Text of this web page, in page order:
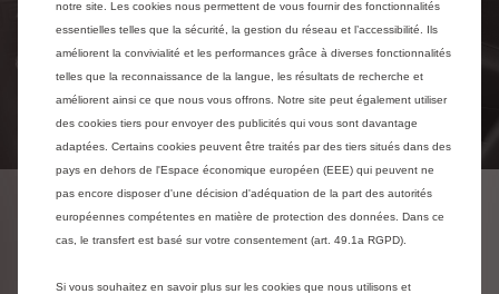
PRATICITÉ
notre site. Les cookies nous permettent de vous fournir des fonctionnalités
essentielles telles que la sécurité, la gestion du réseau et l’accessibilité. Ils
améliorent la convivialité et les performances grâce à diverses fonctionnalités
telles que la reconnaissance de la langue, les résultats de recherche et
améliorent ainsi ce que nous vous offrons. Notre site peut également utiliser
des cookies tiers pour envoyer des publicités qui vous sont davantage
adaptées. Certains cookies peuvent être traités par des tiers situés dans des
pays en dehors de l'Espace économique européen (EEE) qui peuvent ne
pas encore disposer d'une décision d'adéquation de la part des autorités
européennes compétentes en matière de protection des données. Dans ce
cas, le transfert est basé sur votre consentement (art. 49.1a RGPD).
Si vous souhaitez en savoir plus sur les cookies que nous utilisons et